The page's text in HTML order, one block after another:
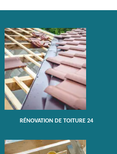
RÉNOVATION DE TOITURE 24